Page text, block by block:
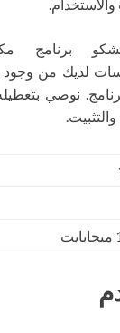
والاستخدام.
برنامج
لديك من
نوصي
والتثبيت.